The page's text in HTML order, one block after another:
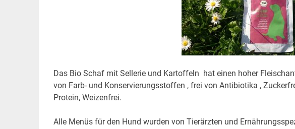
Das Bio Schaf mit Sellerie und Kartoffeln hat einen hoher
von Farb- und Konservierungsstoffen , frei von Antibiotika ,
Protein, Weizenfrei.
Alle Menüs für den Hund wurden von Tierärzten und